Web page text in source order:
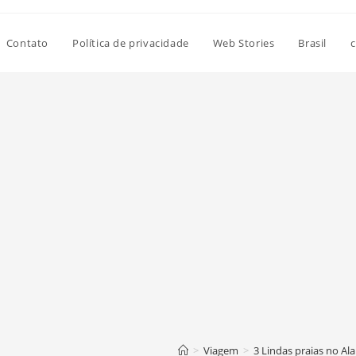
Contato Política de privacidade Web Stories Brasil
> Viagem > 3 Lindas praias no